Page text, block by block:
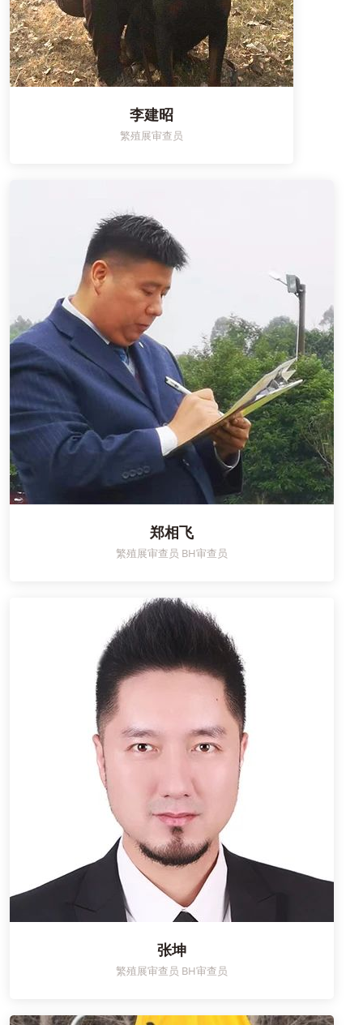
李建昭
繁殖展审查员
郑相飞
繁殖展审查员 BH审查员
张坤
繁殖展审查员 BH审查员